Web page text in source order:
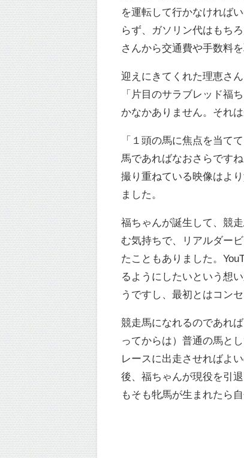
を運転して行かなければ
らず、ガソリン代はもち
さんから交通費や手数料
迎えにきてくれた理恵さ
「片目のサラブレッド福
かなかありません。それ
「１頭の馬に焦点を当て
馬であればなおさらです
撮り重ねている映像はよ
ました。
福ちゃんが誕生して、競
む気持ちで、リアルダー
たこともありました。
るようにしたいという想
うですし、最初とはコン
競走馬になれるのであれ
ってからは）普通の馬と
レースに出走させればよ
後、福ちゃんが現役を引
もそも牝馬が生まれたら